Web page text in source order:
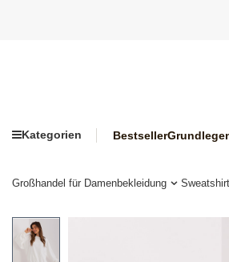
Kategorien Bestseller
Großhandel für Damenbekleidung